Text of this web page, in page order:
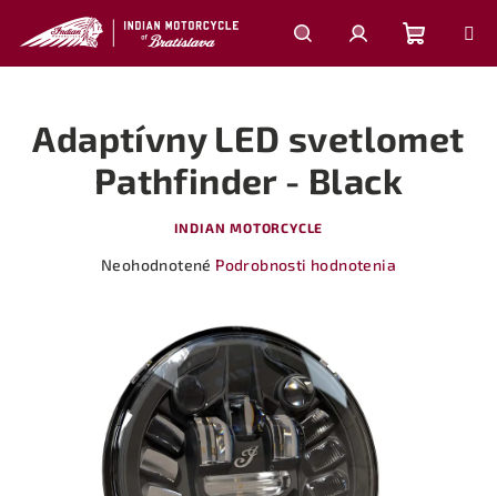
obsah
HľadaťPrihlásenie
košík
Adaptívny LED svetlomet
Pathfinder - Black
INDIAN MOTORCYCLE
Priemerné
hviezdičiek.
Neohodnotené Podrobnosti hodnotenia